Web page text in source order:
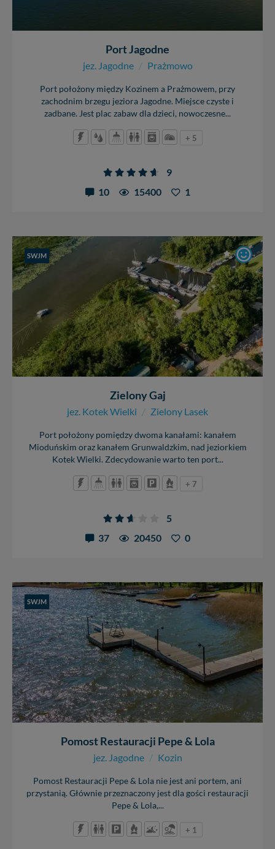
Port Jagodne
jez. Jagodne / Prażmowo
Port położony między Kozinem a Prażmowem, przy
zachodnim brzegu jeziora Jagodne. Miejsce czyste i
zadbane. Jest plac zabaw dla dzieci, nowoczesne...
+ 5
9
10
15400 1
SWJM
Zielony Gaj
jez. Kotek Wielki / Zielony Lasek
Port położony pomiędzy dwoma kanałami: kanałem
Mioduńskim oraz kanałem Grunwaldzkim, nad jeziorkiem
Kotek Wielki. Zdecydowanie warto ten port...
+ 7
5
37
20450 0
SWJM
Pomost Restauracji Pepe & Lola
jez. Jagodne / Kozin
Pomost Restauracji Pepe & Lola nie jest ani portem, ani
przystanią. Głównie przeznaczony jest dla gości restauracji
Pepe & Lola,...
+ 1